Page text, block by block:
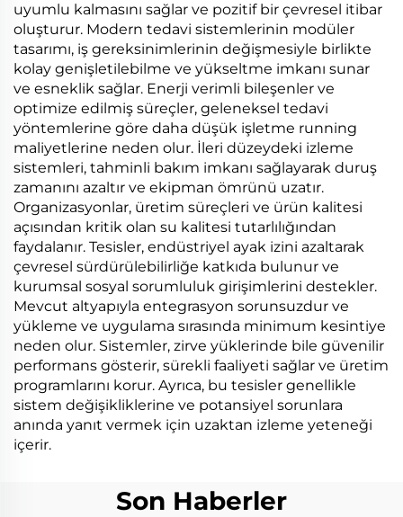
uyumlu kalmasını sağlar ve pozitif bir çevresel itibar
oluşturur. Modern tedavi sistemlerinin modüler
tasarımı, iş gereksinimlerinin değişmesiyle birlikte
kolay genişletilebilme ve yükseltme imkanı sunar
ve esneklik sağlar. Enerji verimli bileşenler ve
optimize edilmiş süreçler, geleneksel tedavi
yöntemlerine göre daha düşük işletme running
maliyetlerine neden olur. İleri düzeydeki izleme
sistemleri, tahminli bakım imkanı sağlayarak duruş
zamanını azaltır ve ekipman ömrünü uzatır.
Organizasyonlar, üretim süreçleri ve ürün kalitesi
açısından kritik olan su kalitesi tutarlılığından
faydalanır. Tesisler, endüstriyel ayak izini azaltarak
çevresel sürdürülebilirliğe katkıda bulunur ve
kurumsal sosyal sorumluluk girişimlerini destekler.
Mevcut altyapıyla entegrasyon sorunsuzdur ve
yükleme ve uygulama sırasında minimum kesintiye
neden olur. Sistemler, zirve yüklerinde bile güvenilir
performans gösterir, sürekli faaliyeti sağlar ve üretim
programlarını korur. Ayrıca, bu tesisler genellikle
sistem değişikliklerine ve potansiyel sorunlara
anında yanıt vermek için uzaktan izleme yeteneği
içerir.
Son Haberler